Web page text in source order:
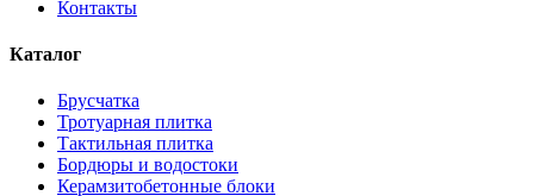
Контакты
Каталог
Брусчатка
Тротуарная плитка
Тактильная плитка
Бордюры и водостоки
Керамзитобетонные блоки